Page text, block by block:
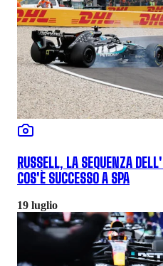
RUSSELL, LA SEQUENZA
COS'È SUCCESSO A SPA
19 luglio